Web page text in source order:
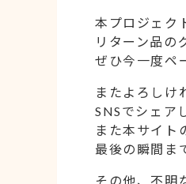
本プロジェク
リターン品の
ぜひ今一度ペ
またよろしけ
SNSでシェア
また本サイト
最後の瞬間ま
その他、不明